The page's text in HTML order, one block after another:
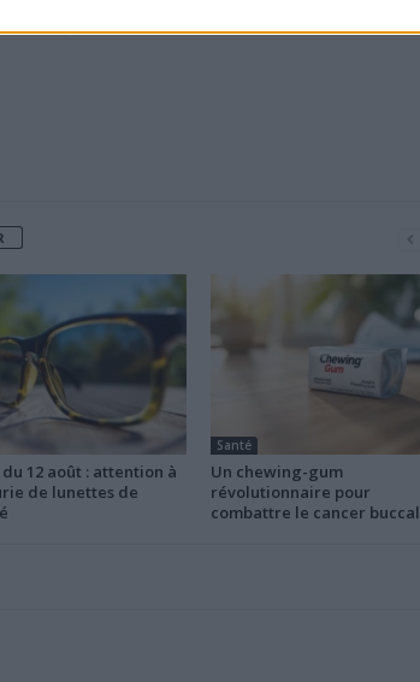
du 12 août : attention à
de lunettes de
Santé
Un chewing-gum
révolutionnaire pour
combattre le cancer buccal